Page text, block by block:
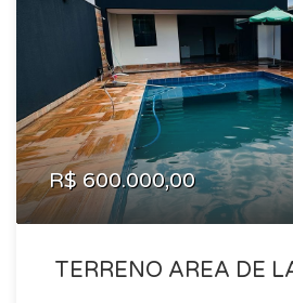
R$ 600.000,00
TERRENO AREA DE